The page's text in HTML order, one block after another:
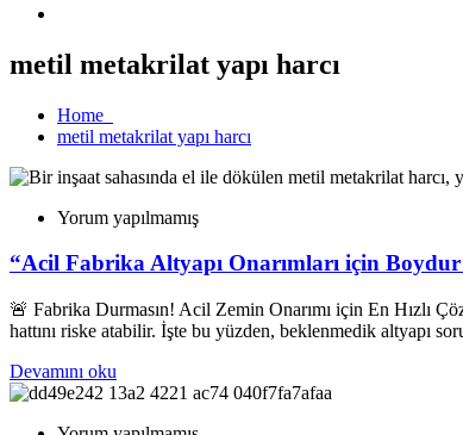
metil metakrilat yapı harcı
Home
metil metakrilat yapı harcı
Yorum yapılmamış
“Acil Fabrika Altyapı Onarımları için
🚨 Fabrika Durmasın! Acil Zemin Onarımı için En Hızlı
hattını riske atabilir. İşte bu yüzden, beklenmedik altyapı
Devamını oku